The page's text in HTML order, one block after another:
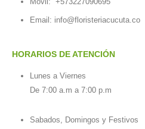
Email: info@floristeriacucuta.co
HORARIOS DE ATENCIÓN
Lunes a Viernes
De 7:00 a.m a 7:00 p.m
Sabados, Domingos y Festivos